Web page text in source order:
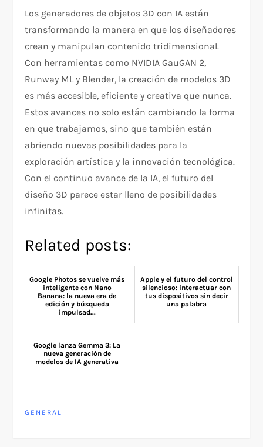
Los generadores de objetos 3D con IA están
transformando la manera en que los diseñadores
crean y manipulan contenido tridimensional.
Con herramientas como NVIDIA GauGAN 2,
Runway ML y Blender, la creación de modelos 3D
es más accesible, eficiente y creativa que nunca.
Estos avances no solo están cambiando la forma
en que trabajamos, sino que también están
abriendo nuevas posibilidades para la
exploración artística y la innovación tecnológica.
Con el continuo avance de la IA, el futuro del
diseño 3D parece estar lleno de posibilidades
infinitas.
Related posts:
Google Photos se vuelve más
inteligente con Nano
Banana: la nueva era de
edición y búsqueda
impulsad...
Apple y el futuro del control
silencioso: interactuar con
tus dispositivos sin decir
una palabra
Google lanza Gemma 3: La
nueva generación de
modelos de IA generativa
GENERAL